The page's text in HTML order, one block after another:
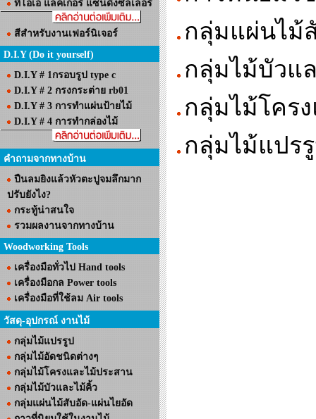
ทีโอเอ แลคเกอร์ แซนดิ้งซิลเลอร์
สีสำหรับงานเฟอร์นิเจอร์
D.I.Y (Do it yourself)
D.I.Y # 1กรอบรูป type c
D.I.Y # 2 กรงกระต่าย rb01
D.I.Y # 3 การทำแผ่นป้ายไม้
D.I.Y # 4 การทำกล่องไม้
คำถามจากทางบ้าน
ปืนลมยิงแล้วหัวตะปูจมลึกมาก
ปรับยังไง?
กระทู้น่าสนใจ
รวมผลงานจากทางบ้าน
Woodworking Tools
เครื่องมือทั่วไป Hand tools
เครื่องมือกล Power tools
เครื่องมือที่ใช้ลม Air tools
วัสดุ-อุปกรณ์ งานไม้
กลุ่มไม้แปรรูป
กลุ่มไม้อัดชนิดต่างๆ
กลุ่มไม้โครงและไม้ประสาน
กลุ่มไม้บัวและไม้คิ้ว
กลุ่มแผ่นไม้สับอัด-แผ่นไยอัด
กลุ่มแผ่นไม้
กลุ่มไม้บัวแ
กลุ่มไม้โคร
กลุ่มไม้แปร